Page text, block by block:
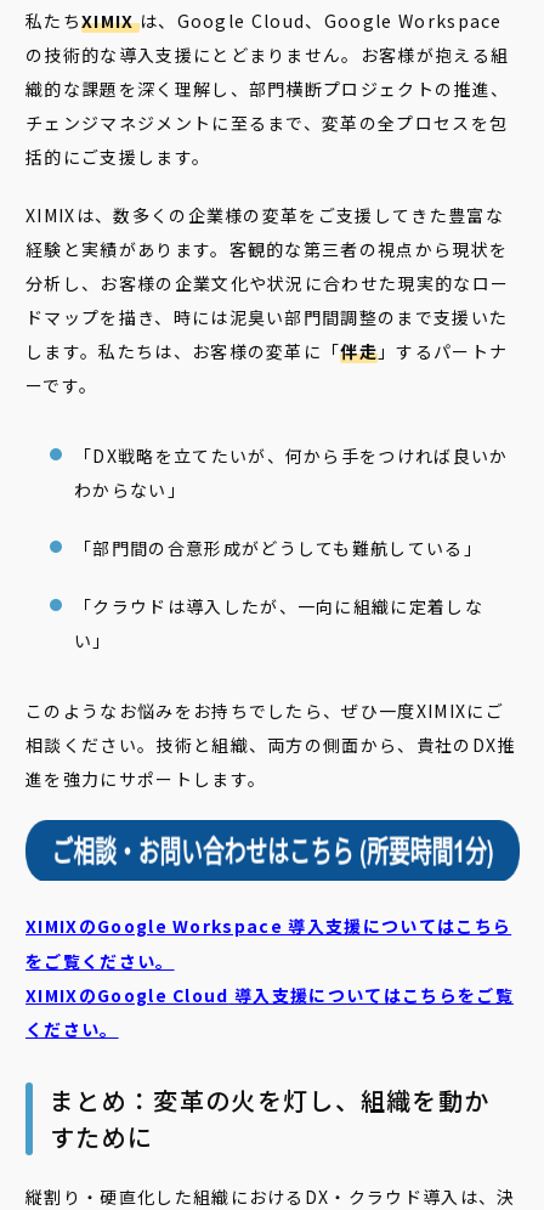
私たちXIMIXは、Google Cloud、Google Workspace
の技術的な導入支援にとどまりません。お客様が抱える組
織的な課題を深く理解し、部門横断プロジェクトの推進、
チェンジマネジメントに至るまで、変革の全プロセスを包
括的にご支援します。
XIMIXは、数多くの企業様の変革をご支援してきた豊富な
経験と実績があります。客観的な第三者の視点から現状を
分析し、お客様の企業文化や状況に合わせた現実的なロー
ドマップを描き、時には泥臭い部門間調整のまで支援いた
します。私たちは、お客様の変革に「伴走 」するパートナ
ーです。
「DX戦略を立てたいが、何から手をつければ良いか
わからない」
「部門間の合意形成がどうしても難航している」
「クラウドは導入したが、一向に組織に定着しな
い」
このようなお悩みをお持ちでしたら、ぜひ一度XIMIXにご
相談ください。技術と組織、両方の側面から、貴社のDX推
進を強力にサポートします。
XIMIXのGoogle Workspace 導入支援についてはこちら
をご覧ください。
XIMIXのGoogle Cloud 導入支援についてはこちらをご覧
ください。
まとめ：変革の火を灯し、組織を動か
すために
縦割り・硬直化した組織におけるDX・クラウド導入は、決